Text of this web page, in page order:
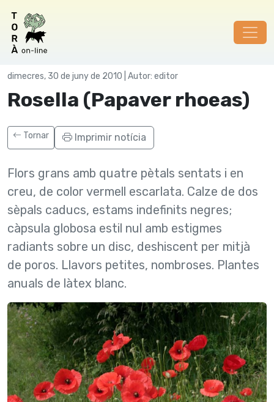
dimecres, 30 de juny de 2010 | Autor: editor
Rosella (Papaver rhoeas)
Tornar Imprimir notícia
Flors grans amb quatre pètals sentats i en
creu, de color vermell escarlata. Calze de dos
sèpals caducs, estams indefinits negres;
càpsula globosa estil nul amb estigmes
radiants sobre un disc, deshiscent per mitjà
de poros. Llavors petites, nombroses. Plantes
anuals de làtex blanc.